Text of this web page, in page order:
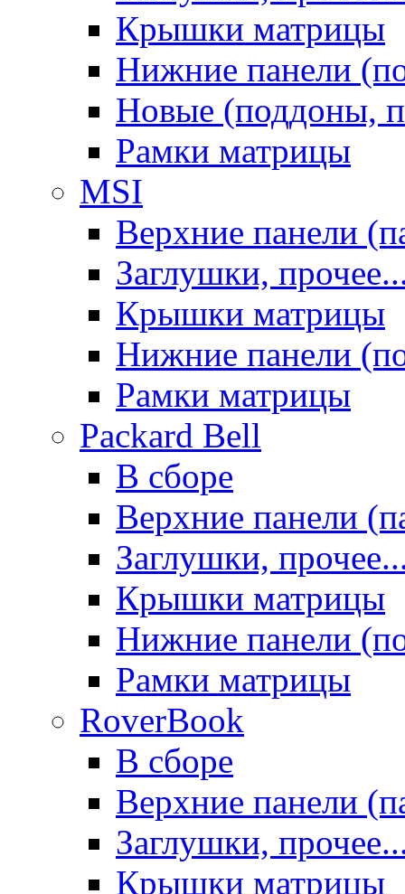
Крышки матрицы
Нижние панели
Новые (поддоны,
Рамки матрицы
MSI
Верхние панели
Заглушки,
Крышки матрицы
Нижние панели
Рамки матрицы
Packard Bell
В сборе
Верхние панели
Заглушки,
Крышки матрицы
Нижние панели
Рамки матрицы
RoverBook
В сборе
Верхние панели
Заглушки,
Крышки матрицы